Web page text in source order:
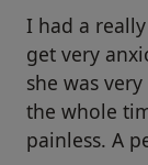
I had a
get very
she was
the whole
painless. A